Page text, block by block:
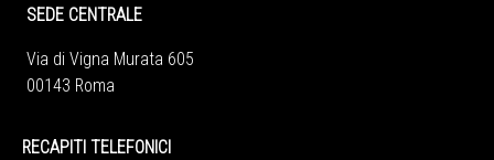
SEDE CENTRALE
Via di Vigna Murata 605
00143 Roma
RECAPITI TELEFONICI